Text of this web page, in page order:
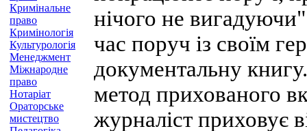
Кримінальне
право
Кримінологія
Культурологія
Менеджмент
Міжнародне
право
Нотаріат
Ораторське
мистецтво
нічого не
час поруч із своїм
документальну
метод прихованого
журналіст приховує